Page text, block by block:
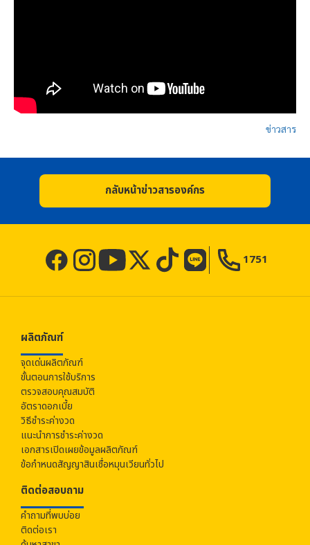
ข่าวสาร
กลับหน้าข่าวสารองค์กร
1751
ผลิตภัณฑ์
จุดเด่นผลิตภัณฑ์
ขั้นตอนการใช้บริการ
ตรวจสอบคุณสมบัติ
อัตราดอกเบี้ย
วิธีชำระค่างวด
แนะนำการชำระค่างวด
เอกสารเปิดเผยข้อมูลผลิตภัณฑ์
ข้อกำหนดสัญญาสินเชื่อหมุนเวียนทั่วไป
ติดต่อสอบถาม
คำถามที่พบบ่อย
ติดต่อเรา